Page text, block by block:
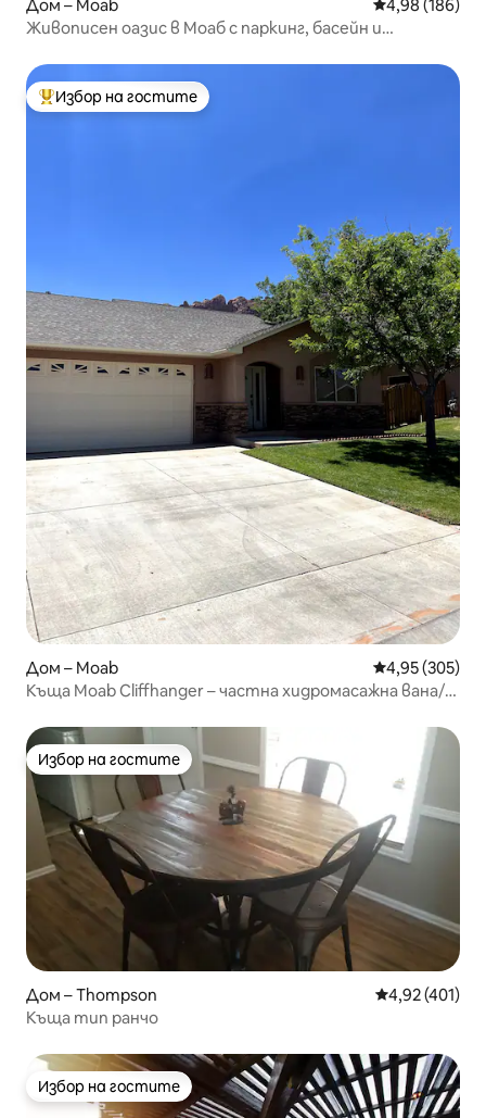
Дом – Moab Средна
4,98 (186)
Живописен оазис в Моаб с паркинг, басейн и
Най-популярен избор на гостите
Избор на гостите
Дом – Moab Средна
4,95 (305)
Къща Moab Cliffhanger – частна хидромасажна вана/
Избор на гостите
Избор на гостите
Дом – Thompson Средна
4,92 (401)
Къща тип ранчо
Избор на гостите
Избор на гостите